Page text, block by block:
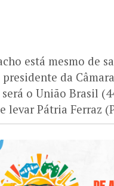
está mesmo de
da
será o União Brasil
levar Pátria Ferraz